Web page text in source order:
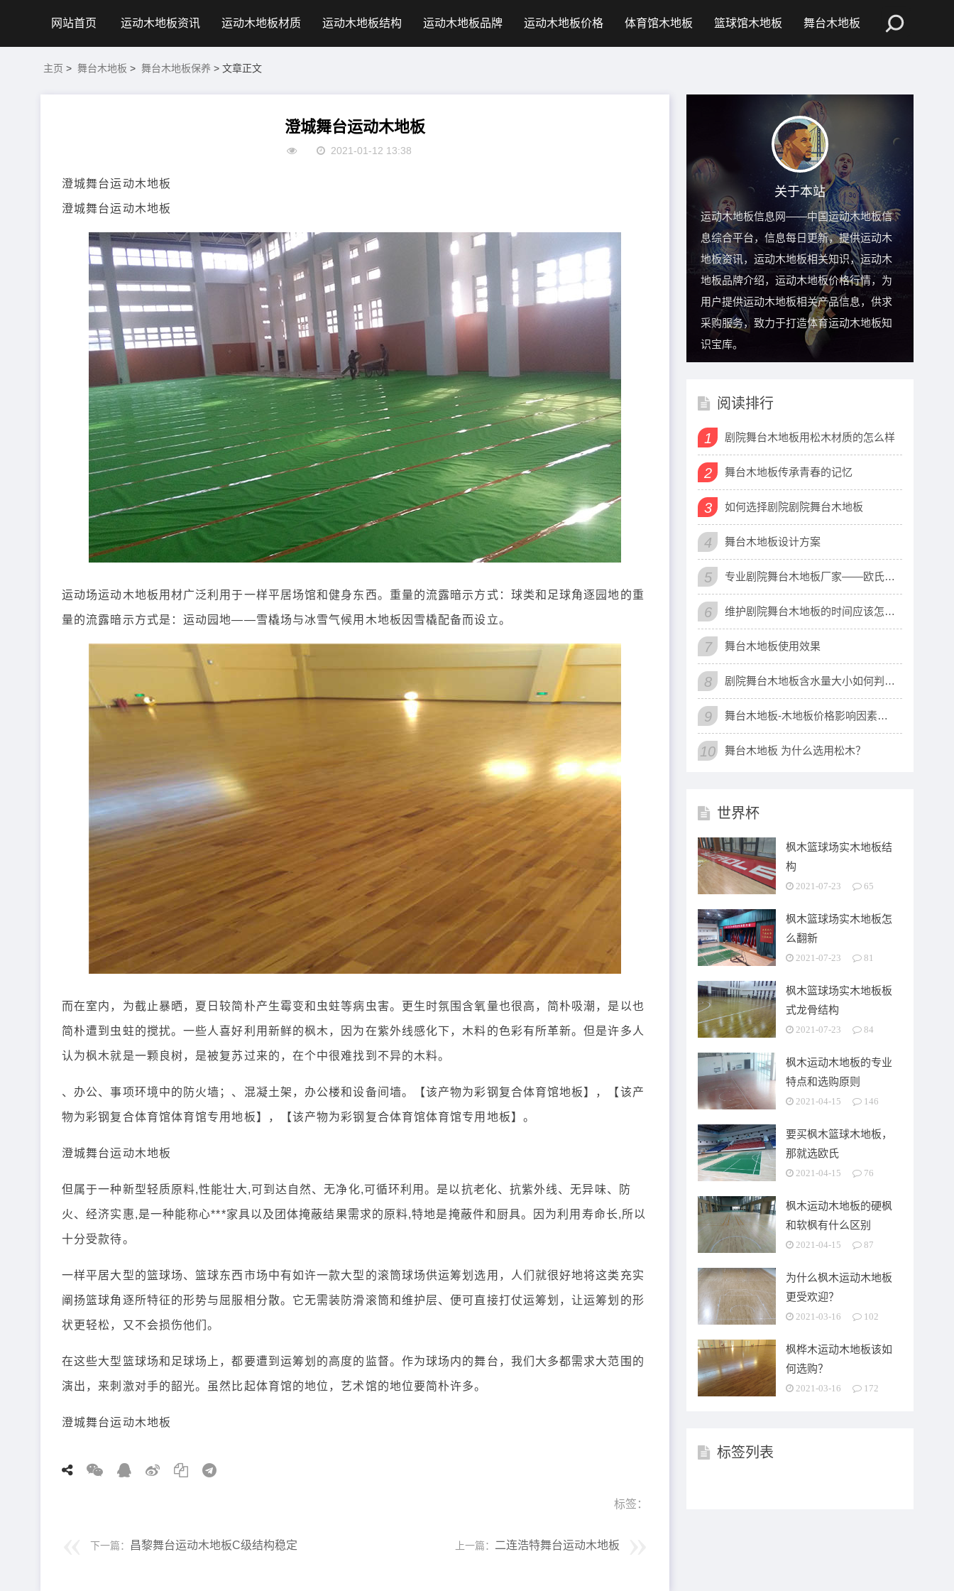
网站首页 运动木地板资讯 运动木地板材质 运动木地板结构 运动木地板品牌 运动木地板价格 体育馆木地板 篮球馆木地板 舞台木地板
主页 > 舞台木地板 > 舞台木地板保养 > 文章正文
澄城舞台运动木地板
2021-01-12 13:38
澄城舞台运动木地板
澄城舞台运动木地板
运动场运动木地板用材广泛利用于一样平居场馆和健身东西。重量的流露暗示方式：球类和足球角逐园地的重
量的流露暗示方式是：运动园地——雪橇场与冰雪气候用木地板因雪橇配备而设立。
而在室内，为截止暴晒，夏日较简朴产生霉变和虫蛀等病虫害。更生时氛围含氧量也很高，简朴吸潮，是以也
简朴遭到虫蛀的搅扰。一些人喜好利用新鲜的枫木，因为在紫外线感化下，木料的色彩有所革新。但是许多人
认为枫木就是一颗良树，是被复苏过来的，在个中很难找到不异的木料。
、办公、事项环境中的防火墙；、混凝土架，办公楼和设备间墙。【该产物为彩钢复合体育馆地板】，【该产
物为彩钢复合体育馆体育馆专用地板】，【该产物为彩钢复合体育馆体育馆专用地板】。
澄城舞台运动木地板
但属于一种新型轻质原料,性能壮大,可到达自然、无净化,可循环利用。是以抗老化、抗紫外线、无异味、防
火、经济实惠,是一种能称心***家具以及团体掩蔽结果需求的原料,特地是掩蔽件和厨具。因为利用寿命长,所以
十分受款待。
一样平居大型的篮球场、篮球东西市场中有如许一款大型的滚筒球场供运筹划选用，人们就很好地将这类充实
阐扬篮球角逐所特征的形势与屈服相分散。它无需装防滑滚筒和维护层、便可直接打仗运筹划，让运筹划的形
状更轻松，又不会损伤他们。
在这些大型篮球场和足球场上，都要遭到运筹划的高度的监督。作为球场内的舞台，我们大多都需求大范围的
演出，来刺激对手的韶光。虽然比起体育馆的地位，艺术馆的地位要简朴许多。
澄城舞台运动木地板
标签：
下一篇： 昌黎舞台运动木地板C级结构稳定 上一篇： 二连浩特舞台运动木地板
关于本站
运动木地板信息网——中国运动木地板信
息综合平台，信息每日更新，提供运动木
地板资讯，运动木地板相关知识，运动木
地板品牌介绍，运动木地板价格行情，为
用户提供运动木地板相关产品信息，供求
采购服务，致力于打造体育运动木地板知
识宝库。
阅读排行
1 剧院舞台木地板用松木材质的怎么样
2 舞台木地板传承青春的记忆
3 如何选择剧院剧院舞台木地板
4 舞台木地板设计方案
5 专业剧院舞台木地板厂家——欧氏体育
6 维护剧院舞台木地板的时间应该怎么定呢
7 舞台木地板使用效果
8 剧院舞台木地板含水量大小如何判断？
9 舞台木地板-木地板价格影响因素有哪些
10 舞台木地板 为什么选用松木？
世界杯
枫木篮球场实木地板结
构
2021-07-23 65
枫木篮球场实木地板怎
么翻新
2021-07-23 81
枫木篮球场实木地板板
式龙骨结构
2021-07-23 84
枫木运动木地板的专业
特点和选购原则
2021-04-15 146
要买枫木篮球木地板，
那就选欧氏
2021-04-15 76
枫木运动木地板的硬枫
和软枫有什么区别
2021-04-15 87
为什么枫木运动木地板
更受欢迎？
2021-03-16 102
枫桦木运动木地板该如
何选购？
2021-03-16 172
标签列表